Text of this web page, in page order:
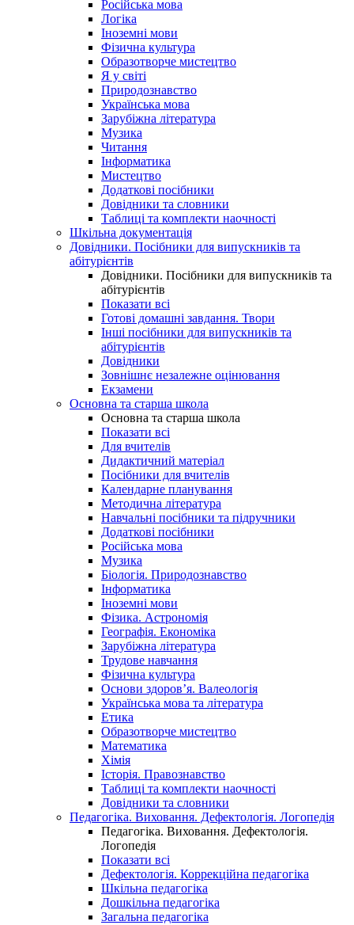
Російська мова
Логіка
Іноземні мови
Фізична культура
Образотворче мистецтво
Я у світі
Природознавство
Українська мова
Зарубіжна література
Музика
Читання
Інформатика
Мистецтво
Додаткові посібники
Довідники та словники
Таблиці та комплекти наочності
Шкільна документація
Довідники. Посібники для випускників та
абітурієнтів
Довідники. Посібники для випускників та
абітурієнтів
Показати всі
Готові домашні завдання. Твори
Інші посібники для випускників та
абітурієнтів
Довідники
Зовнішнє незалежне оцінювання
Екзамени
Основна та старша школа
Основна та старша школа
Показати всі
Для вчителів
Дидактичний матеріал
Посібники для вчителів
Календарне планування
Методична література
Навчальні посібники та підручники
Додаткові посібники
Російська мова
Музика
Біологія. Природознавство
Інформатика
Іноземні мови
Фізика. Астрономія
Географія. Економіка
Зарубіжна література
Трудове навчання
Фізична культура
Основи здоров’я. Валеологія
Українська мова та література
Етика
Образотворче мистецтво
Математика
Хімія
Історія. Правознавство
Таблиці та комплекти наочності
Довідники та словники
Педагогіка. Виховання. Дефектологія. Логопедія
Педагогіка. Виховання. Дефектологія.
Логопедія
Показати всі
Дефектологія. Коррекційна педагогіка
Шкільна педагогіка
Дошкільна педагогіка
Загальна педагогіка